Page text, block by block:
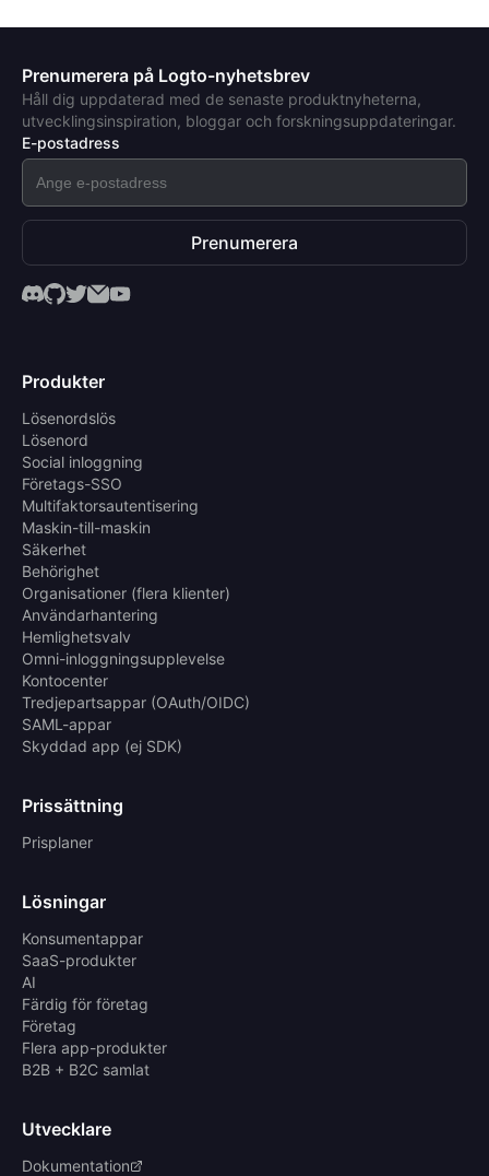
Prenumerera på Logto-nyhetsbrev
Håll dig uppdaterad med de senaste produktnyheterna,
utvecklingsinspiration, bloggar och forskningsuppdateringar.
E-postadress
Prenumerera
Produkter
Lösenordslös
Lösenord
Social inloggning
Företags-SSO
Multifaktorsautentisering
Maskin-till-maskin
Säkerhet
Behörighet
Organisationer (flera klienter)
Användarhantering
Hemlighetsvalv
Omni-inloggningsupplevelse
Kontocenter
Tredjepartsappar (OAuth/OIDC)
SAML-appar
Skyddad app (ej SDK)
Prissättning
Prisplaner
Lösningar
Konsumentappar
SaaS-produkter
AI
Färdig för företag
Företag
Flera app-produkter
B2B + B2C samlat
Utvecklare
Dokumentation